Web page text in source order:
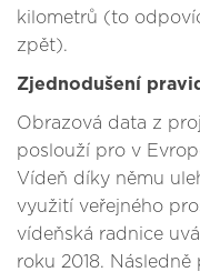
kilometrů (to
zpět).
Zjednodušení
Obrazová data z
poslouží pro v
Vídeň díky němu
využití veřejného
vídeňská radnice
roku 2018.